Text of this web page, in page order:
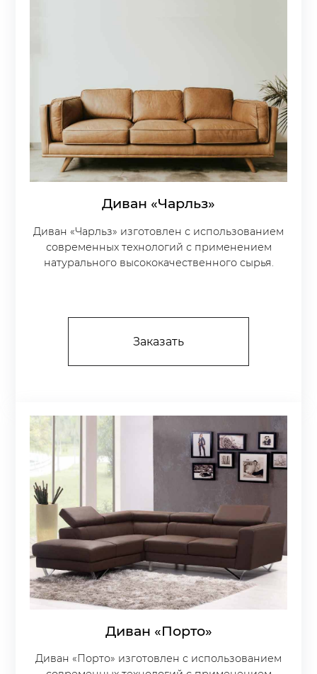
Диван «Чарльз»
Диван «Чарльз» изготовлен с использованием
современных технологий с применением
натурального высококачественного сырья.
Заказать
Диван «Порто»
Диван «Порто» изготовлен с использованием